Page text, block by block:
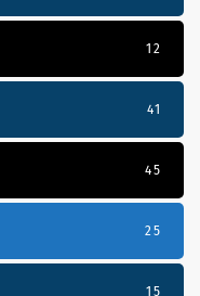
12
41
45
25
15